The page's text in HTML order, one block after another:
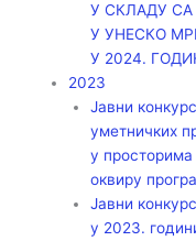
У СКЛАДУ
У УНЕСКО
У 2024.
2023
Јавни
уметничких
у просторима
оквиру
Јавни
у 2023.